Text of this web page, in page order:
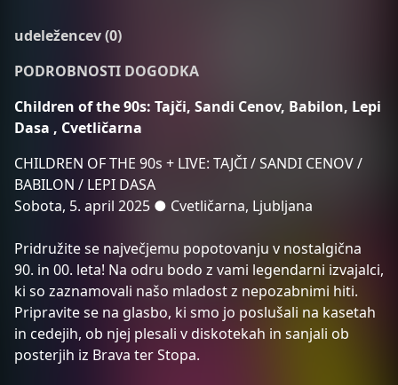
udeležencev (0)
PODROBNOSTI DOGODKA
Children of the 90s: Tajči, Sandi Cenov, Babilon, Lepi
Dasa , Cvetličarna
CHILDREN OF THE 90s + LIVE: TAJČI / SANDI CENOV /
BABILON / LEPI DASA
Sobota, 5. april 2025 ● Cvetličarna, Ljubljana
Pridružite se največjemu popotovanju v nostalgična
90. in 00. leta! Na odru bodo z vami legendarni izvajalci,
ki so zaznamovali našo mladost z nepozabnimi hiti.
Pripravite se na glasbo, ki smo jo poslušali na kasetah
in cedejih, ob njej plesali v diskotekah in sanjali ob
posterjih iz Brava ter Stopa.